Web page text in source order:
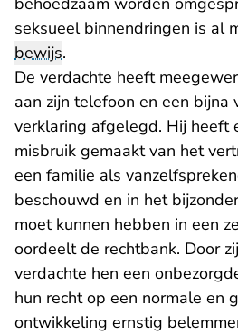
seksueel binnendringen is al
bewijs.
De verdachte heeft
aan zijn telefoon en een
verklaring afgelegd. Hij heeft
misbruik gemaakt van het
een familie als
beschouwd en in het
moet kunnen hebben in een
oordeelt de rechtbank. Door
verdachte hen een
hun recht op een normale en
ontwikkeling ernstig